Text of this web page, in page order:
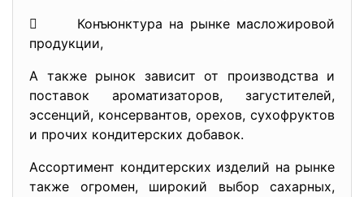
 Конъюнктура на рынке масложировой
продукции,
А также рынок зависит от производства и
поставок ароматизаторов, загустителей,
эссенций, консервантов, орехов, сухофруктов
и прочих кондитерских добавок.
Ассортимент кондитерских изделий на рынке
также огромен, широкий выбор сахарных,